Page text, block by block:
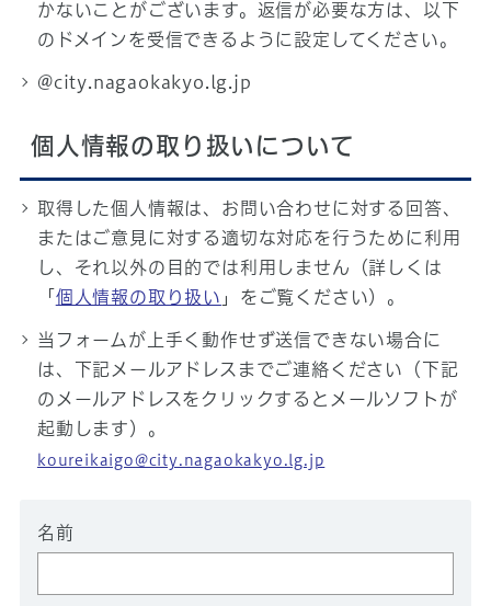
かないことがございます。返信が必要な方は、以下
のドメインを受信できるように設定してください。
@city.nagaokakyo.lg.jp
個人情報の取り扱いについて
取得した個人情報は、お問い合わせに対する回答、
またはご意見に対する適切な対応を行うために利用
し、それ以外の目的では利用しません（詳しくは
「 個人情報の取り扱い 」をご覧ください）。
当フォームが上手く動作せず送信できない場合に
は、下記メールアドレスまでご連絡ください（下記
のメールアドレスをクリックするとメールソフトが
起動します）。
koureikaigo@city.nagaokakyo.lg.jp
名前